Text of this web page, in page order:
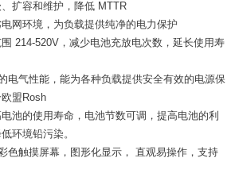
扩容和维护，降低 MTTR
网环境，为负载提供纯净的电力保护
214-520V，减少电池充放电次数，延长使用寿
电气性能，能为各种负载提供安全有效的电源保
盟Rosh
池的使用寿命，电池节数可调，提高电池的利
环境铅污染。
色触摸屏幕，图形化显示， 直观易操作，支持